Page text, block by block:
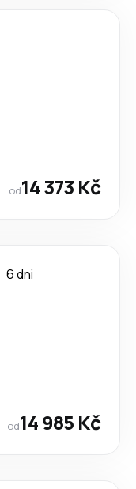
od14 373 Kč
6 dni
od14 985 Kč